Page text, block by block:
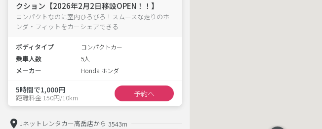
クション【2026年2月2日移設OPEN！！】
コンパクトなのに室内ひろびろ！スムースな走りのホ
ンダ・フィットをカーシェアできる
ボディタイプ コンパクトカー
乗車人数 5人
メーカー Honda ホンダ
5時間で1,000円
距離料金 150円/10km 予約へ
Jネットレンタカー高岳店から 3543m